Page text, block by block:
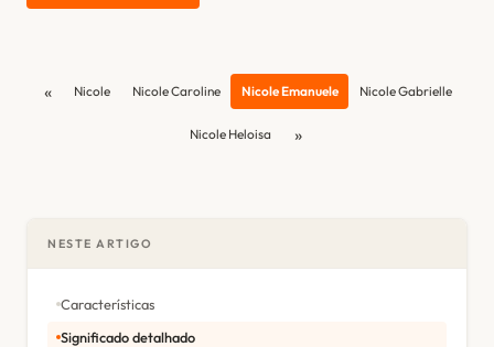
« Nicole Nicole Caroline Nicole Emanuele Nicole Gabrielle
Nicole Heloisa »
NESTE ARTIGO
Características
Significado detalhado